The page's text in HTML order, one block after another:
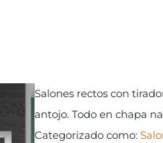
Salones rectos con
antojo. Todo en chapa
Categorizado como: